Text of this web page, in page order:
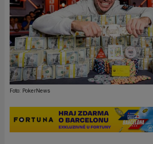
Foto: PokerNews